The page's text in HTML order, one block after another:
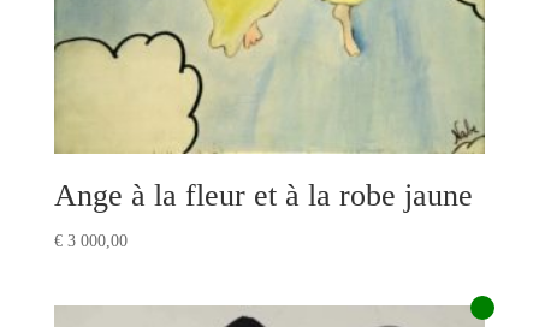
Ange à la fleur et à la robe jaune
€3 000,00